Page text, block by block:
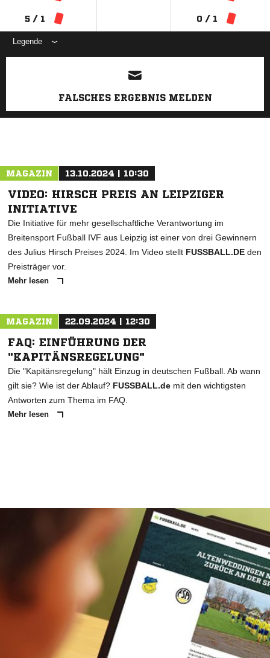
5 / 1 0 / 1
Legende
ANZEIGE
FALSCHES ERGEBNIS MELDEN
MAGAZIN 13.10.2024 | 10:30
VIDEO: HIRSCH PREIS AN LEIPZIGER
INITIATIVE
Die Initiative für mehr gesellschaftliche Verantwortung im
Breitensport Fußball IVF aus Leipzig ist einer von drei Gewinnern
des Julius Hirsch Preises 2024. Im Video stellt FUSSBALL.DE den
Preisträger vor.
Mehr lesen
MAGAZIN 22.09.2024 | 12:30
FAQ: EINFÜHRUNG DER
"KAPITÄNSREGELUNG"
Die "Kapitänsregelung" hält Einzug in deutschen Fußball. Ab wann
gilt sie? Wie ist der Ablauf? FUSSBALL.de mit den wichtigsten
Antworten zum Thema im FAQ.
Mehr lesen